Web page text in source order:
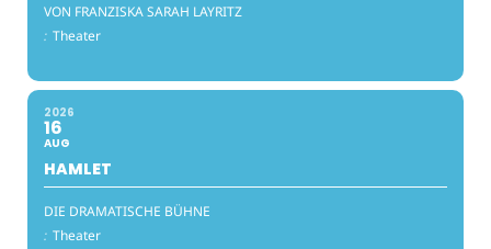
VON FRANZISKA SARAH LAYRITZ
: Theater
2026
16
AUG
HAMLET
DIE DRAMATISCHE BÜHNE
: Theater